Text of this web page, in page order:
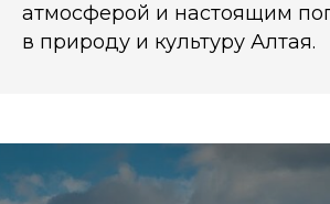
атмосферой и настоящим
в природу и культуру Алтая.